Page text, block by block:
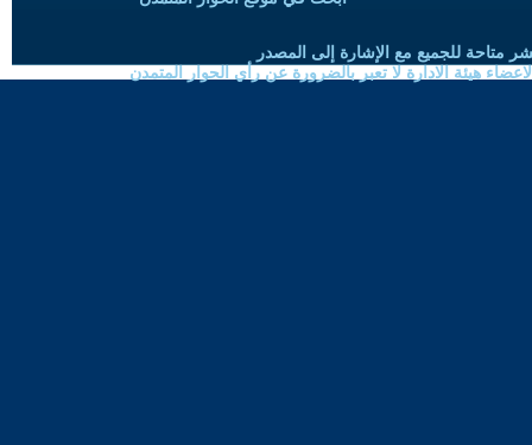
متاحة للجميع مع الإشارة إلى المصدر
هيئة الادارة لا تعبر بالضرورة عن رأي الحوار المتمدن